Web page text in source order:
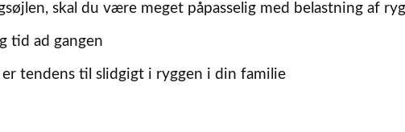
skal du være meget påpasselig med belastning af
tid ad gangen
tendens til slidgigt i ryggen i din familie